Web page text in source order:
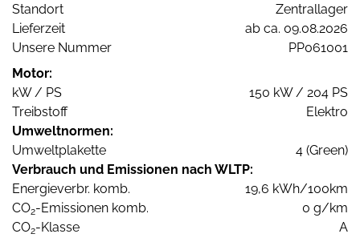
Standort
Zentrallager
Lieferzeit
ab ca. 09.08.2026
Unsere Nummer
PP061001
Motor:
kW / PS
150 kW / 204 PS
Treibstoff
Elektro
Umweltnormen:
Umweltplakette
4 (Green)
Verbrauch und Emissionen nach WLTP:
Energieverbr. komb.
19,6 kWh/100km
CO2-Emissionen komb.
0 g/km
CO2-Klasse A